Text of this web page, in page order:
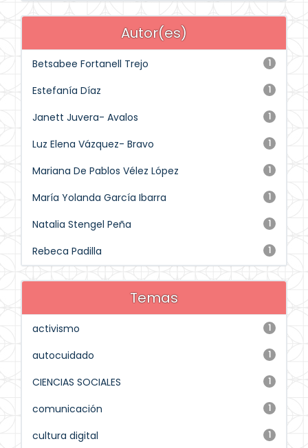
Autor(es)
1
Betsabee Fortanell Trejo
1
Estefanía Díaz
1
Janett Juvera- Avalos
1
Luz Elena Vázquez- Bravo
1
Mariana De Pablos Vélez López
1
María Yolanda García Ibarra
1
Natalia Stengel Peña
1
Rebeca Padilla
Temas
1
activismo
1
autocuidado
1
CIENCIAS SOCIALES
1
comunicación
1
cultura digital